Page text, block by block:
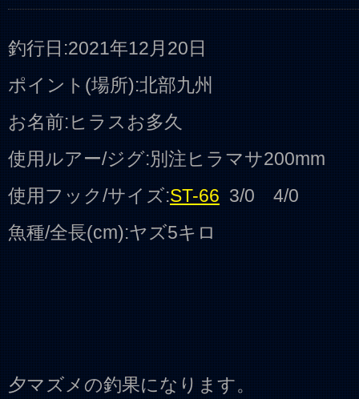
釣行日:2021年12月20日
ポイント(場所):北部九州
お名前:ヒラスお多久
使用ルアー/ジグ:別注ヒラマサ200mm
使用フック/サイズ:ST-663/0 4/0
魚種/全長(cm):ヤズ5キロ
夕マズメの釣果になります。